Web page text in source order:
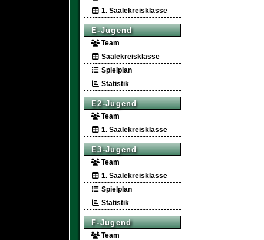
1. Saalekreisklasse
E-Jugend
Team
Saalekreisklasse
Spielplan
Statistik
E2-Jugend
Team
1. Saalekreisklasse
E3-Jugend
Team
1. Saalekreisklasse
Spielplan
Statistik
F-Jugend
Team